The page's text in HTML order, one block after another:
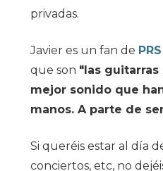
privadas.
Javier es un fan de
que son "las guitarras
mejor sonido que
manos. A parte de
Si queréis estar al día
conciertos, etc, no